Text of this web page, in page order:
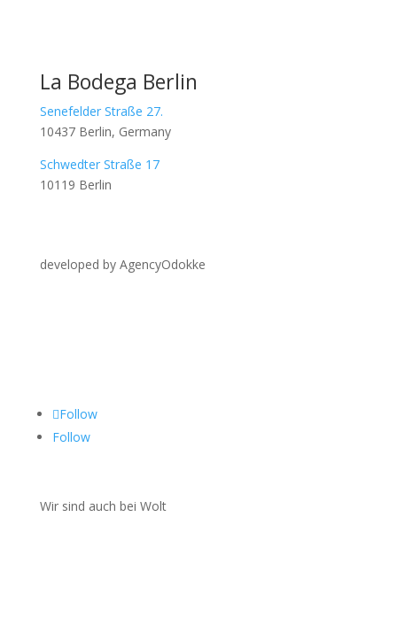
La Bodega Berlin
Senefelder Straße 27.
10437 Berlin, Germany
Schwedter Straße 17
10119 Berlin
developed by AgencyOdokke
Follow
Follow
Wir sind auch bei Wolt